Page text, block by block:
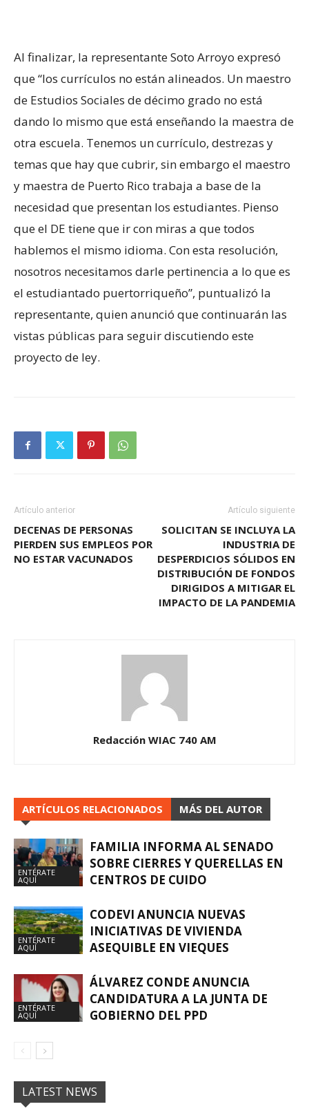
Al finalizar, la representante Soto Arroyo expresó
que “los currículos no están alineados. Un maestro
de Estudios Sociales de décimo grado no está
dando lo mismo que está enseñando la maestra de
otra escuela. Tenemos un currículo, destrezas y
temas que hay que cubrir, sin embargo el maestro
y maestra de Puerto Rico trabaja a base de la
necesidad que presentan los estudiantes. Pienso
que el DE tiene que ir con miras a que todos
hablemos el mismo idioma. Con esta resolución,
nosotros necesitamos darle pertinencia a lo que es
el estudiantado puertorriqueño”, puntualizó la
representante, quien anunció que continuarán las
vistas públicas para seguir discutiendo este
proyecto de ley.
Artículo anterior
DECENAS DE PERSONAS
PIERDEN SUS EMPLEOS POR
NO ESTAR VACUNADOS
Artículo siguiente
SOLICITAN SE INCLUYA LA
INDUSTRIA DE
DESPERDICIOS SÓLIDOS EN
DISTRIBUCIÓN DE FONDOS
DIRIGIDOS A MITIGAR EL
IMPACTO DE LA PANDEMIA
Redacción WIAC 740 AM
ARTÍCULOS RELACIONADOS MÁS DEL AUTOR
ENTÉRATE
AQUÍ
FAMILIA INFORMA AL SENADO
SOBRE CIERRES Y QUERELLAS EN
CENTROS DE CUIDO
ENTÉRATE
AQUÍ
CODEVI ANUNCIA NUEVAS
INICIATIVAS DE VIVIENDA
ASEQUIBLE EN VIEQUES
ENTÉRATE
AQUÍ
ÁLVAREZ CONDE ANUNCIA
CANDIDATURA A LA JUNTA DE
GOBIERNO DEL PPD
LATEST NEWS